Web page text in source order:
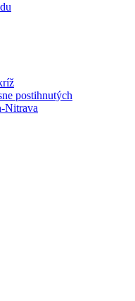
postihnutých
Nitrava